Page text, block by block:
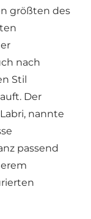
größten des
nach
Stil
Der
nannte
passend